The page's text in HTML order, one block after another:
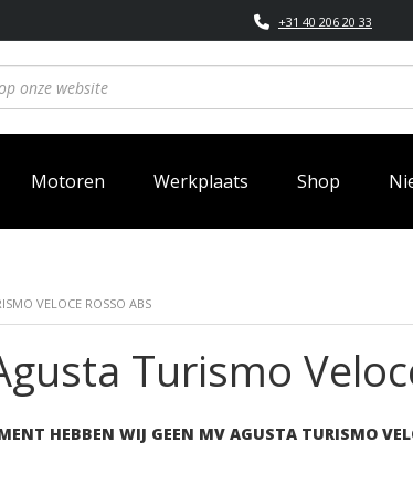
+31 40 206 20 33
Motoren Werkplaats Shop
VELOCE ROSSO ABS
Turismo
HEBBEN WIJ GEEN MV AGUSTA TURISMO